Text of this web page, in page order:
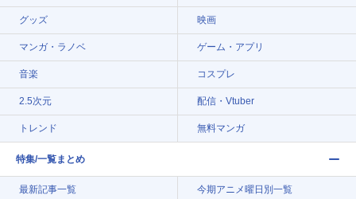
グッズ 映画
マンガ・ラノベ ゲーム・アプリ
音楽 コスプレ
2.5次元 配信・Vtuber
トレンド 無料マンガ
特集/一覧まとめ
最新記事一覧 今期アニメ曜日別一覧